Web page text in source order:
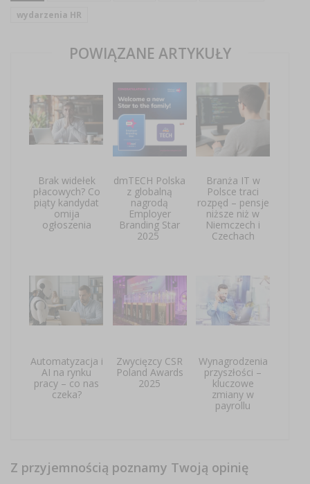
wydarzenia HR
POWIĄZANE ARTYKUŁY
Brak widełek
płacowych? Co
piąty kandydat
omija
ogłoszenia
dmTECH Polska
z globalną
nagrodą
Employer
Branding Star
2025
Branża IT w
Polsce traci
rozpęd – pensje
niższe niż w
Niemczech i
Czechach
Automatyzacja i
AI na rynku
pracy – co nas
czeka?
Zwycięzcy CSR
Poland Awards
2025
Wynagrodzenia
przyszłości –
kluczowe
zmiany w
payrollu
Z przyjemnością poznamy Twoją opinię